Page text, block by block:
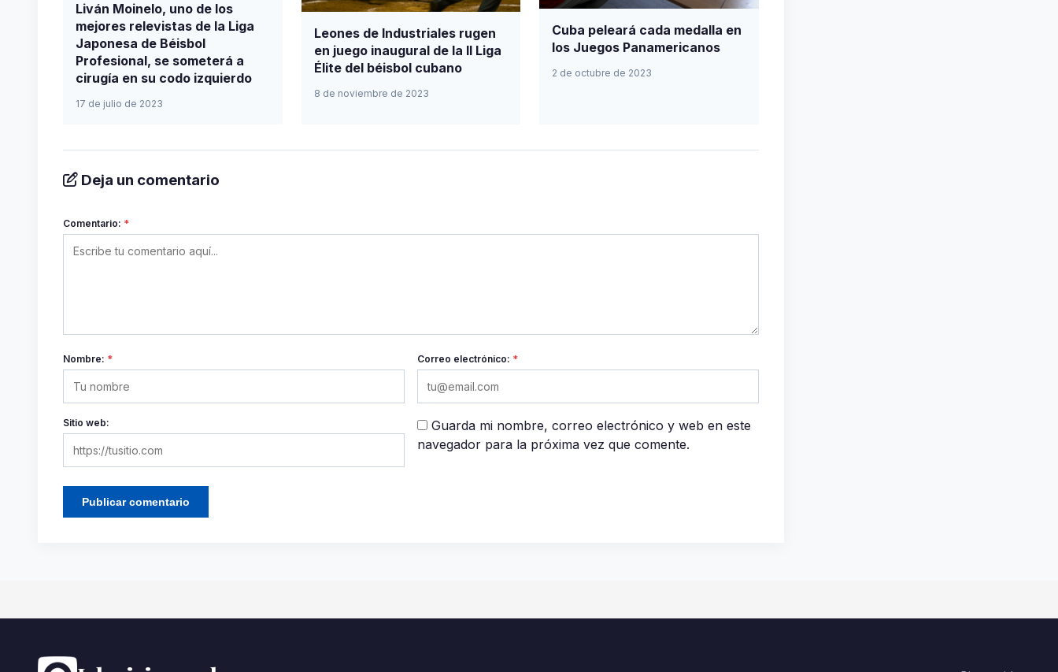
Liván Moinelo, uno de los
mejores relevistas de la Liga
Japonesa de Béisbol
Profesional, se someterá a
cirugía en su codo izquierdo
17 de julio de 2023
Leones de Industriales rugen
en juego inaugural de la II Liga
Élite del béisbol cubano
8 de noviembre de 2023
Cuba peleará cada medalla en
los Juegos Panamericanos
2 de octubre de 2023
Deja un comentario
Comentario: *
Nombre: * Correo electrónico: *
Sitio web:
Guarda mi nombre, correo electrónico y web en este
navegador para la próxima vez que comente.